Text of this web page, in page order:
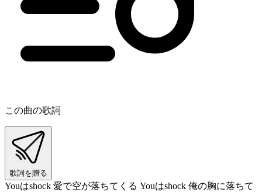
この曲の歌詞
歌詞を贈る
Youはshock 愛で空が落ちてくる Youはshock 俺の胸に落ちて